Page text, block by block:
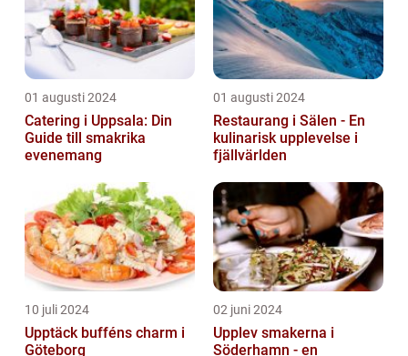
01 augusti 2024
Catering i Uppsala: Din
Guide till smakrika
evenemang
01 augusti 2024
Restaurang i Sälen - En
kulinarisk upplevelse i
fjällvärlden
10 juli 2024
Upptäck bufféns charm i
Göteborg
02 juni 2024
Upplev smakerna i
Söderhamn - en